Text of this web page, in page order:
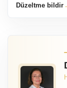
Düzeltme bildir